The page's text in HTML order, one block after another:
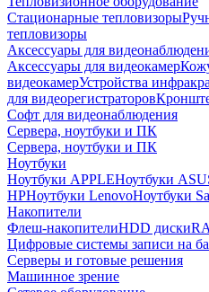
Стационарные тепловизоры
тепловизоры
Аксессуары для
Аксессуары для видеокамер
видеокамерУстройства
для видеорегистраторов
Софт для видеонаблюдения
Сервера, ноутбуки и ПК
Сервера, ноутбуки и ПК
Ноутбуки
Ноутбуки APPLEНоутбуки
HPНоутбуки LenovoНоутбуки
Накопители
Флеш-накопителиHDD диски
Цифровые системы записи на
Серверы и готовые решения
Машинное зрение